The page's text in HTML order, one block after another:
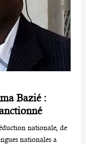
Bazié :
nationale, de
nationales a